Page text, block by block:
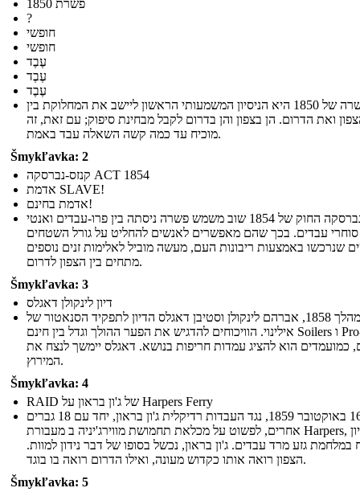
פשרת 1850
?
חופשי
חופשי
עֶבֶד
עֶבֶד
עֶבֶד
הפשרה של 1850 היא הניסיון המשמעותי הראשון ליישב את המחלוקת בין
ואת הדרום. הן בצפון והן בדרום לקבל מבחינת סיפוק; עם זאת, זה
מוכיח עד כמה קשה השאלה עבד באמת.
Šmykľavka: 2
קנזס-נברסקה ACT 1854
אדמת SLAVE!
אדמת בחינם!
קנזס-נברסקה החוק של 1854 שוב משמש פשרה ניסתה בין פרו-עבדים ואנטי
סוחרי עבדים. בכך שהם מאפשרים לאנשים להחליט על גורל השטחים
שנרכשו באמצעות ריבונות העם, מעשה מוביל לאלימות זנים נוספים
מתחים בין הצפון לדרום.
Šmykľavka: 3
דיון לינקולן דאגלס
במהלך 1858, אברהם לינקולן וסטיבן דאגלס הדיון לתפקיד הסנאטור של
אילינוי. הוויכוחים להדגיש את הפער ההולך וגדל בין חינם Soilers ו Pro-סוחרי
כמועמדים הוא להציג עמדות חריפות בנושא. דאגלס יימשך לנצח את
המירוץ.
Šmykľavka: 4
RAID של ג'ון בראון על Harpers Ferry
ב- 16 באוקטובר 1859, נגד העבדות רדיקלית ג'ון בראון, יחד עם 18 גברים
אחרים, לפשוט על מכלאת תחמושת מווירג'יניה ב מעבורת Harpers, בניסיון
במלחמת גזע מרד עבדים. ג'ון בראון, נכשל בסופו של דבר נידון למוות.
הצפון רואה אותו כקדוש מעונה, ואילו הדרום רואה בו בוגד.
Šmykľavka: 5